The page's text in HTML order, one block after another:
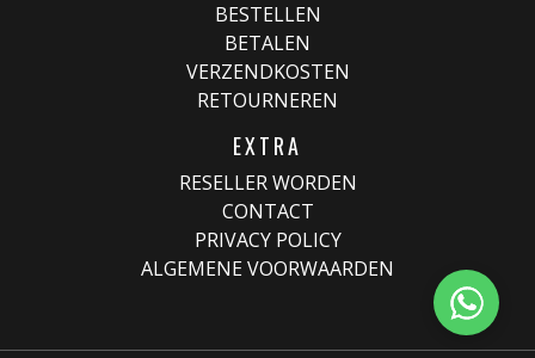
BESTELLEN
BETALEN
VERZENDKOSTEN
RETOURNEREN
EXTRA
RESELLER WORDEN
CONTACT
PRIVACY POLICY
ALGEMENE VOORWAARDEN